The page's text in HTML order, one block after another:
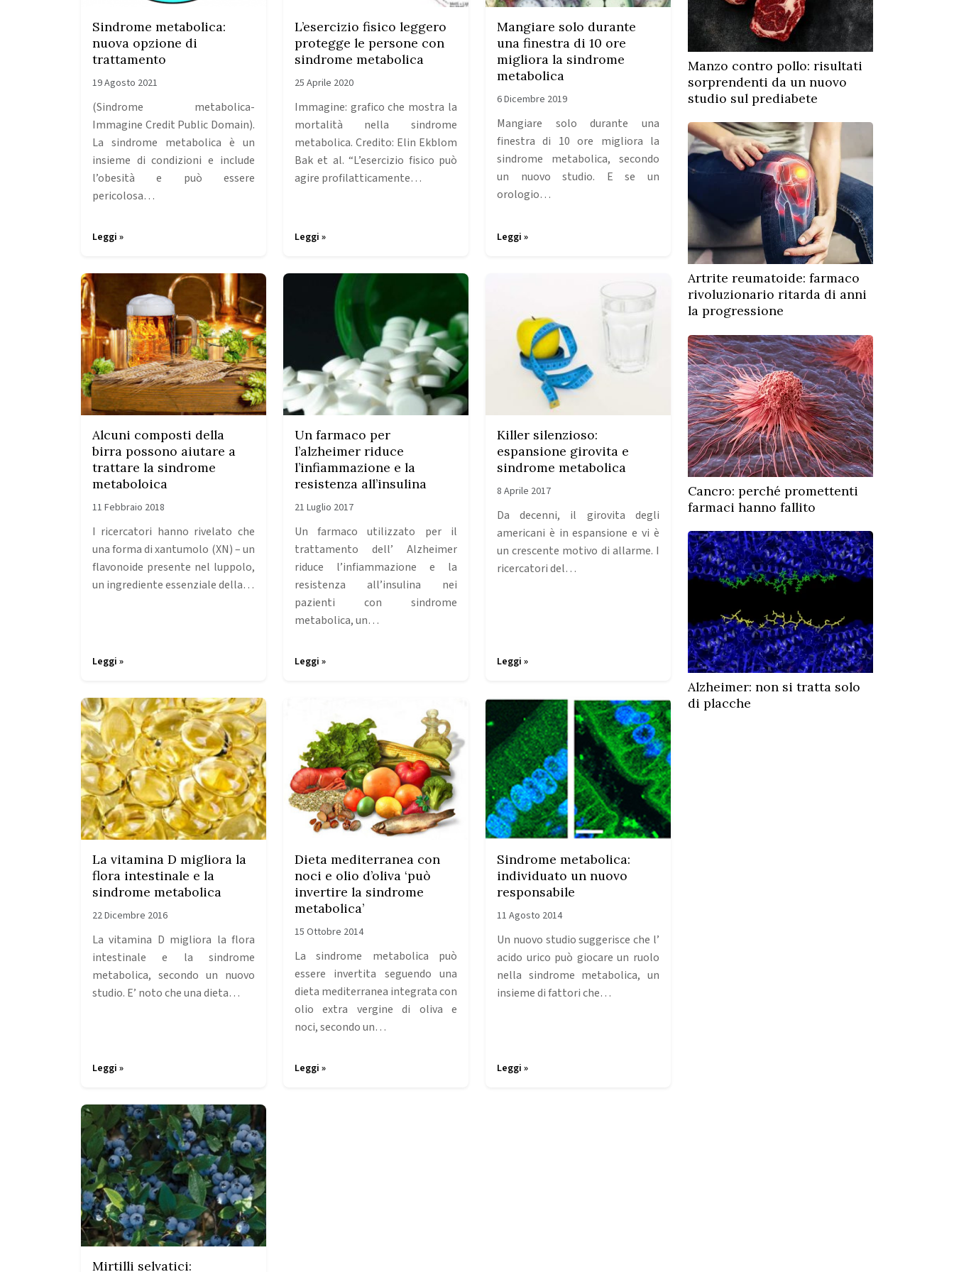
Sindrome metabolica:
nuova opzione di
trattamento
19 Agosto 2021
(Sindrome metabolica-
Immagine Credit Public Domain).
La sindrome metabolica è un
insieme di condizioni e include
l’obesità e può essere
pericolosa…
Leggi »
L’esercizio fisico leggero
protegge le persone con
sindrome metabolica
25 Aprile 2020
Immagine: grafico che mostra la
mortalità nella sindrome
metabolica. Credito: Elin Ekblom
Bak et al. “L’esercizio fisico può
agire profilatticamente…
Leggi »
Mangiare solo durante
una finestra di 10 ore
migliora la sindrome
metabolica
6 Dicembre 2019
Mangiare solo durante una
finestra di 10 ore migliora la
sindrome metabolica, secondo
un nuovo studio. E se un
orologio…
Leggi »
Alcuni composti della
birra possono aiutare a
trattare la sindrome
metaboloica
11 Febbraio 2018
I ricercatori hanno rivelato che
una forma di xantumolo (XN) – un
flavonoide presente nel luppolo,
un ingrediente essenziale della…
Leggi »
Un farmaco per
l’alzheimer riduce
l’infiammazione e la
resistenza all’insulina
21 Luglio 2017
Un farmaco utilizzato per il
trattamento dell’ Alzheimer
riduce l’infiammazione e la
resistenza all’insulina nei
pazienti con sindrome
metabolica, un…
Leggi »
Killer silenzioso:
espansione girovita e
sindrome metabolica
8 Aprile 2017
Da decenni, il girovita degli
americani è in espansione e vi è
un crescente motivo di allarme. I
ricercatori del…
Leggi »
La vitamina D migliora la
flora intestinale e la
sindrome metabolica
22 Dicembre 2016
La vitamina D migliora la flora
intestinale e la sindrome
metabolica, secondo un nuovo
studio. E’ noto che una dieta…
Leggi »
Dieta mediterranea con
noci e olio d’oliva ‘può
invertire la sindrome
metabolica’
15 Ottobre 2014
La sindrome metabolica può
essere invertita seguendo una
dieta mediterranea integrata con
olio extra vergine di oliva e
noci, secondo un…
Leggi »
Sindrome metabolica:
individuato un nuovo
responsabile
11 Agosto 2014
Un nuovo studio suggerisce che l’
acido urico può giocare un ruolo
nella sindrome metabolica, un
insieme di fattori che…
Leggi »
Mirtilli selvatici:
Manzo contro pollo: risultati
sorprendenti da un nuovo
studio sul prediabete
Artrite reumatoide: farmaco
rivoluzionario ritarda di anni
la progressione
Cancro: perché promettenti
farmaci hanno fallito
Alzheimer: non si tratta solo
di placche